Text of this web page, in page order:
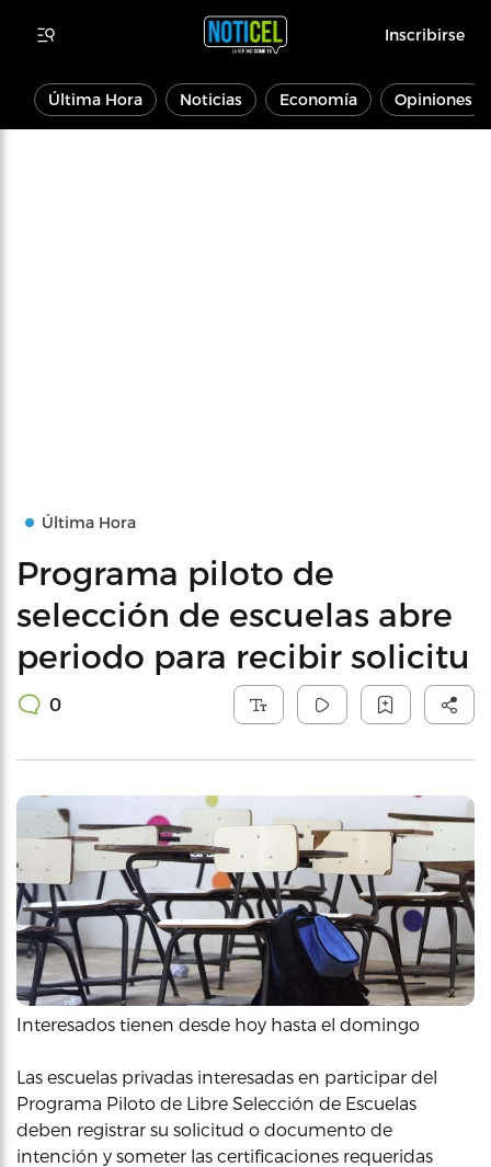
Inscribirse
Última Hora Noticias Economía Opiniones
Última Hora
Programa piloto de
selección de escuelas abre
periodo para recibir solicitu
0
Interesados tienen desde hoy hasta el domingo
Las escuelas privadas interesadas en participar del
Programa Piloto de Libre Selección de Escuelas
deben registrar su solicitud o documento de
intención y someter las certificaciones requeridas